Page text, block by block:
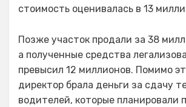
стоимость оценивалась в 13
Позже участок продали за 38
а полученные средства
превысил 12 миллионов. Помимо
директор брала деньги за сдачу
водителей, которые планировали